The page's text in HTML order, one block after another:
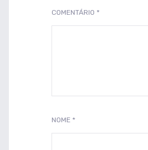
COMENTÁRIO *
NOME *